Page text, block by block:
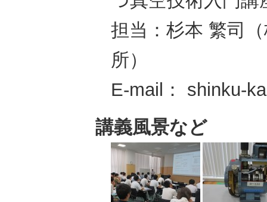
担当：杉本 繁司
所）
E-mail： shinku-
講義風景など